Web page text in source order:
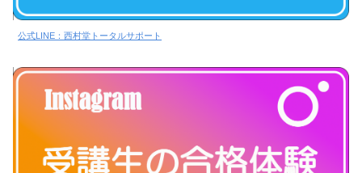
公式LINE：西村堂トータルサポート